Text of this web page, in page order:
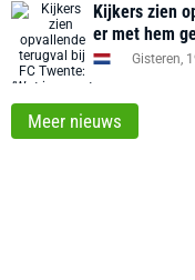
Kijkers zien
er met hem
Gisteren,
Meer nieuws